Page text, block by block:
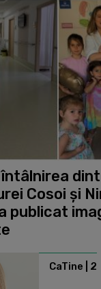
Cosoi și
publicat
CaTine | 2